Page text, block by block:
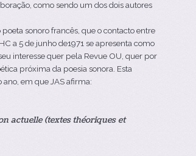
como sendo um dos dois autores
sonoro francês, que o contacto entre
a 5 de junho de1971 se apresenta como
interesse quer pela Revue OU, quer por
próxima da poesia sonora. Esta
em que JAS afirma:
actuelle (textes théoriques et